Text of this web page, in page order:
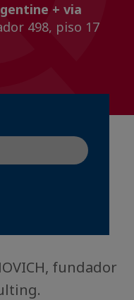
+ via
498, piso 17
fundador